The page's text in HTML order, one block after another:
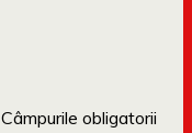
Câmpurile obligatorii